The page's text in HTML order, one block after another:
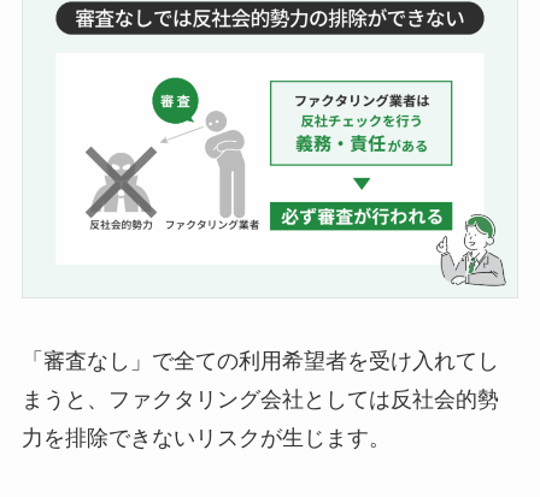
「審査なし」で全ての利用希望者を受け入れてし
まうと、ファクタリング会社としては反社会的勢
力を排除できないリスクが生じます。